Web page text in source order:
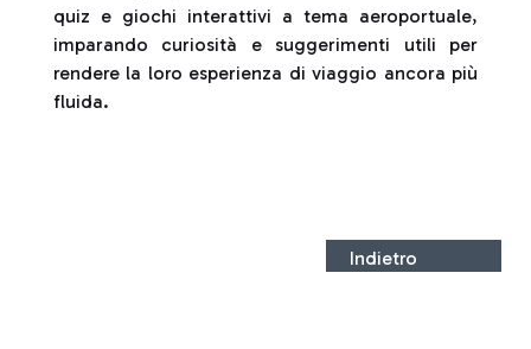
quiz e giochi interattivi a tema aeroportuale,
imparando curiosità e suggerimenti utili per
rendere la loro esperienza di viaggio ancora più
fluida.
Indietro